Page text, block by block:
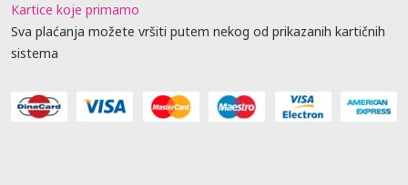
Kartice koje primamo
Sva plaćanja možete vršiti putem nekog od prikazanih kartičnih
sistema